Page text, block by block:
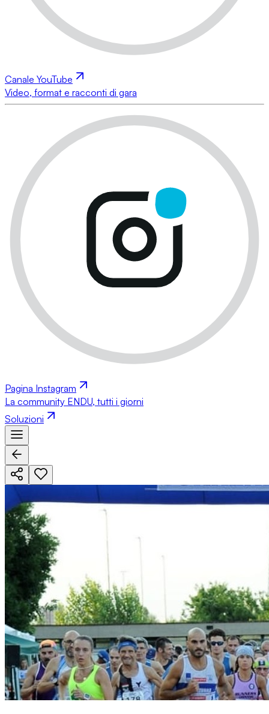
Canale YouTube
Video, format e racconti di gara
Pagina Instagram
La community ENDU, tutti i giorni
Soluzioni